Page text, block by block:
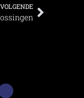
VOLGENDE